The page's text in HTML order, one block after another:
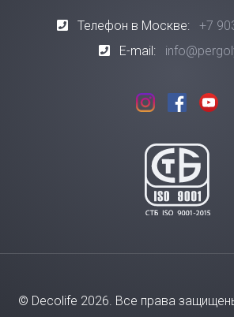
Телефон в Москве:
+7
E-mail:
© Decolife 2026. Все права